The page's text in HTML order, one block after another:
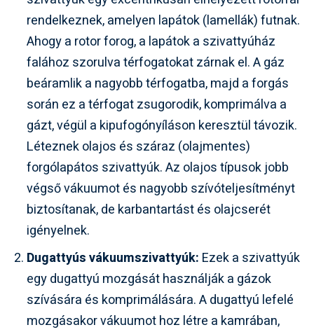
rendelkeznek, amelyen lapátok (lamellák) futnak.
Ahogy a rotor forog, a lapátok a szivattyúház
falához szorulva térfogatokat zárnak el. A gáz
beáramlik a nagyobb térfogatba, majd a forgás
során ez a térfogat zsugorodik, komprimálva a
gázt, végül a kipufogónyíláson keresztül távozik.
Léteznek olajos és száraz (olajmentes)
forgólapátos szivattyúk. Az olajos típusok jobb
végső vákuumot és nagyobb szívóteljesítményt
biztosítanak, de karbantartást és olajcserét
igényelnek.
Dugattyús vákuumszivattyúk: Ezek a szivattyúk
egy dugattyú mozgását használják a gázok
szívására és komprimálására. A dugattyú lefelé
mozgásakor vákuumot hoz létre a kamrában,